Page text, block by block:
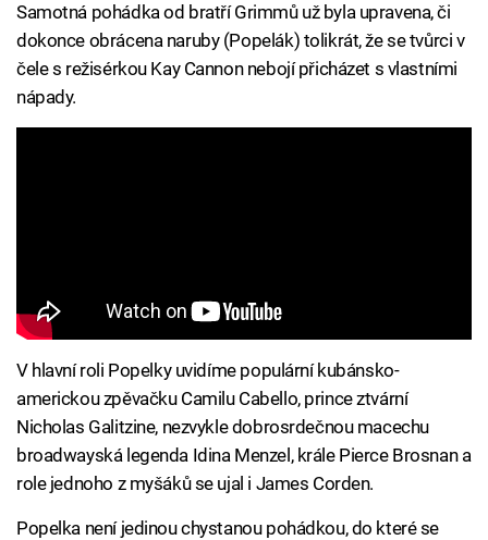
Samotná pohádka od bratří Grimmů už byla upravena, či
dokonce obrácena naruby (Popelák) tolikrát, že se tvůrci v
čele s režisérkou Kay Cannon nebojí přicházet s vlastními
nápady.
V hlavní roli Popelky uvidíme populární kubánsko-
americkou zpěvačku Camilu Cabello, prince ztvární
Nicholas Galitzine, nezvykle dobrosrdečnou macechu
broadwayská legenda Idina Menzel, krále Pierce Brosnan a
role jednoho z myšáků se ujal i James Corden.
Popelka není jedinou chystanou pohádkou, do které se